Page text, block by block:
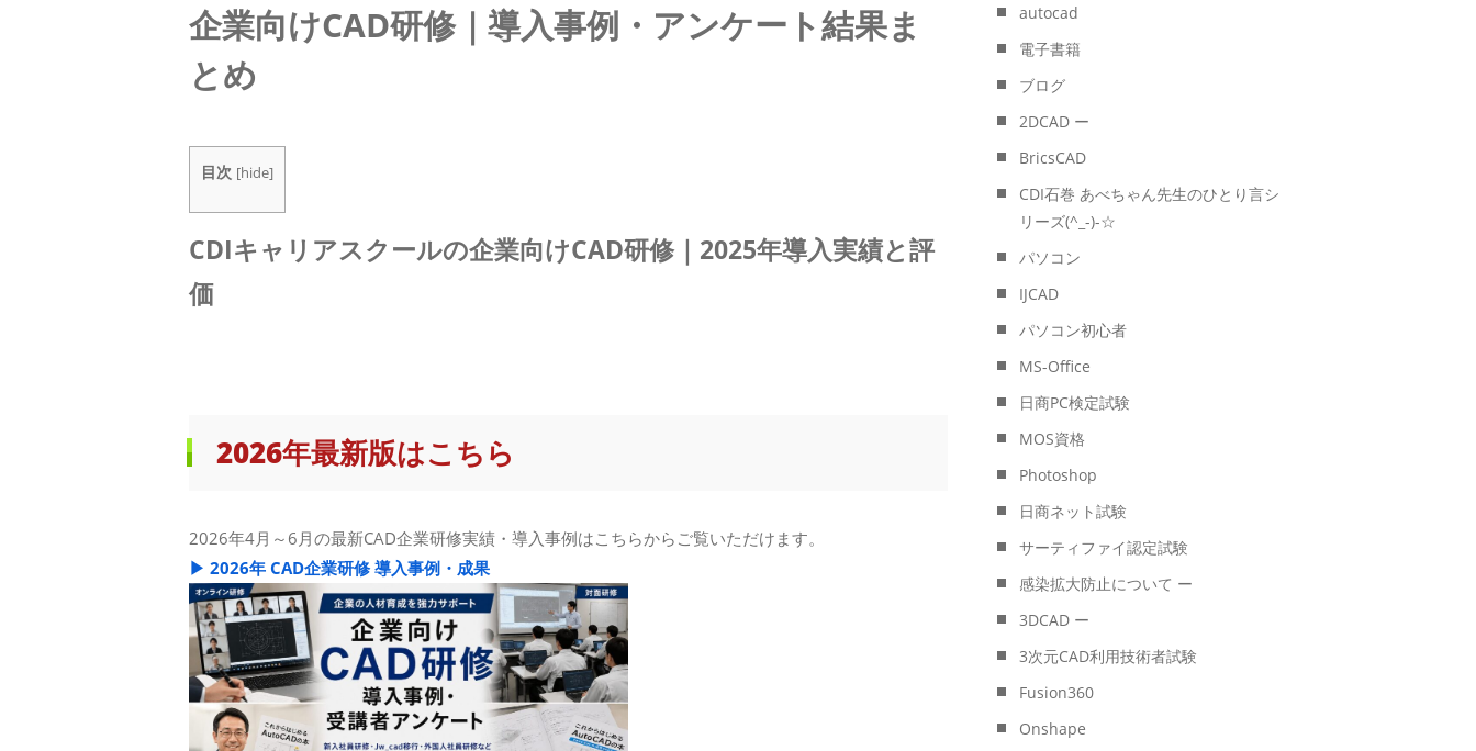
◇ アクセス
企業向けCAD研修｜導入事例・アンケート結果ま
とめ
目次 [hide]
CDIキャリアスクールの企業向けCAD研修｜2025年導入実績と評
価
2026年最新版はこちら
2026年4月～6月の最新CAD企業研修実績・導入事例はこちらからご覧いただけます。
▶ 2026年 CAD企業研修 導入事例・成果
autocad
電子書籍
ブログ
2DCAD ー
BricsCAD
CDI石巻 あべちゃん先生のひとり言シ
リーズ(^_-)-☆
パソコン
IJCAD
パソコン初心者
MS-Office
日商PC検定試験
MOS資格
Photoshop
日商ネット試験
サーティファイ認定試験
感染拡大防止について ー
3DCAD ー
3次元CAD利用技術者試験
Fusion360
Onshape